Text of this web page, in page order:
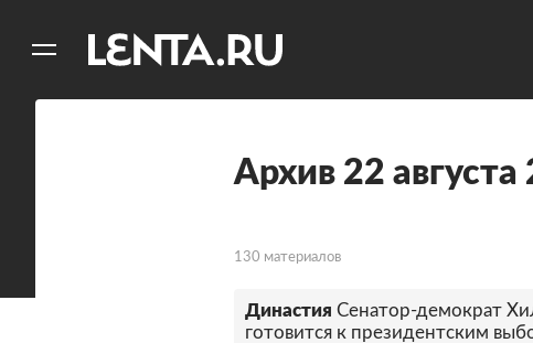
Архив 22 августа
130 материалов
Династия Сенатор-демократ
готовится к президентским